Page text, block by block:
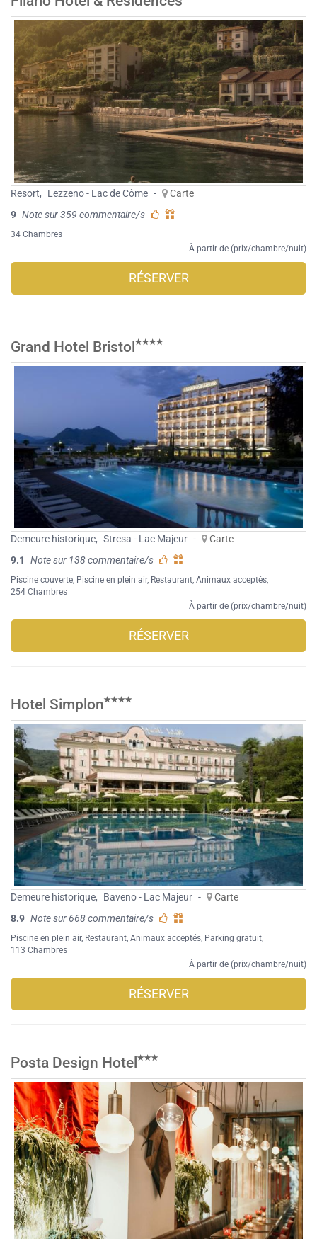
Resort, Lezzeno - Lac de Côme -
Carte
9 Note sur 359 commentaire/s
34 Chambres
À partir de (prix/chambre/nuit)
RÉSERVER
Grand Hotel Bristol
Demeure historique, Stresa - Lac Majeur -
Carte
9.1
Note sur 138 commentaire/s
Piscine couverte, Piscine en plein air, Restaurant, Animaux acceptés,
254 Chambres
À partir de (prix/chambre/nuit)
RÉSERVER
Hotel Simplon
Demeure historique, Baveno - Lac Majeur -
Carte
8.9 Note sur 668 commentaire/s
Piscine en plein air, Restaurant Animaux acceptés Parking gratuit
113 Chambres
À partir de (prix/chambre/nuit)
RÉSERVER
Posta Design Hotel